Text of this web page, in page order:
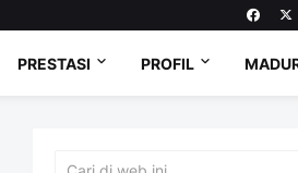
PRESTASI PROFIL